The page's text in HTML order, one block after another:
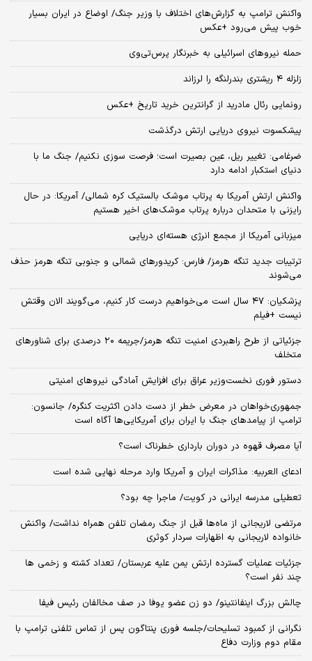
واکنش ترامپ به گزارش‌های اختلاف با وزیر جنگ/ اوضاع در ایران بسیار
خوب پیش می‌رود +عکس
حمله نیروهای اسرائیلی به خبرنگار پرس‌تی‌وی
زلزله ۴ ریشتری بندرلنگه را لرزاند
رونمایی رئال مادرید از گرانترین خرید تاریخ +عکس
پیشکسوت نیروی دریایی ارتش درگذشت
ضرغامی: تغییر ریل، عین بصیرت است؛ فرصت سوزی نکنیم/ جنگ ما با
دنیای استکبار ادامه دارد
واکنش ارتش آمریکا به پرتاب موشک بالستیک کره شمالی/ آمریکا: در حال
رایزنی با متحدان درباره پرتاب موشک‌های اخیر هستیم
میزبانی آمریکا از مجمع انرژی هسته‌ای دریایی
ترتیبات جدید تنگه هرمز/ فارس: کریدورهای شمالی و جنوبی تنگه هرمز حذف
می‌شوند
پزشکیان: ۴۷ سال است می‌خواهیم درست کار کنیم، می‌گویند الان وقتش
نیست +فیلم
جزئیاتی از طرح راهبردی امنیت تنگه هرمز/جریمه ۲۰ درصدی برای شناورهای
متخلف
دستور فوری نخست‌وزیر عراق برای افزایش آمادگی نیروهای امنیتی
جمهوری‌خواهان در معرض خطر از دست دادن اکثریت کنگره/ جانسون:
ترامپ از پیامدهای جنگ با ایران برای آمریکایی‌ها آگاه است
آیا مصرف قهوه در دوران بارداری خطرناک است؟
ادعای العربیه: مذاکرات ایران و آمریکا وارد مرحله نهایی شده است
تعطیلی مدرسه ایرانی در کویت/ ماجرا چه بود؟
مرتضی لاریجانی از ماه‌ها قبل از جنگ رمضان تلفن همراه نداشت/ واکنش
خانواده لاریجانی به اظهارات سردار کوثری
جزئیات عملیات گسترده ارتش یمن علیه عربستان/ تعداد کشته و زخمی ها
چند نفر است؟
چالش بزرگ اینفانتینو/ دو زن عضو یوفا در صف مخالفان رئیس فیفا
نگرانی از کمبود تسلیحات/جلسه فوری پنتاگون پس از تماس تلفنی ترامپ با
مقام دوم وزارت دفاع